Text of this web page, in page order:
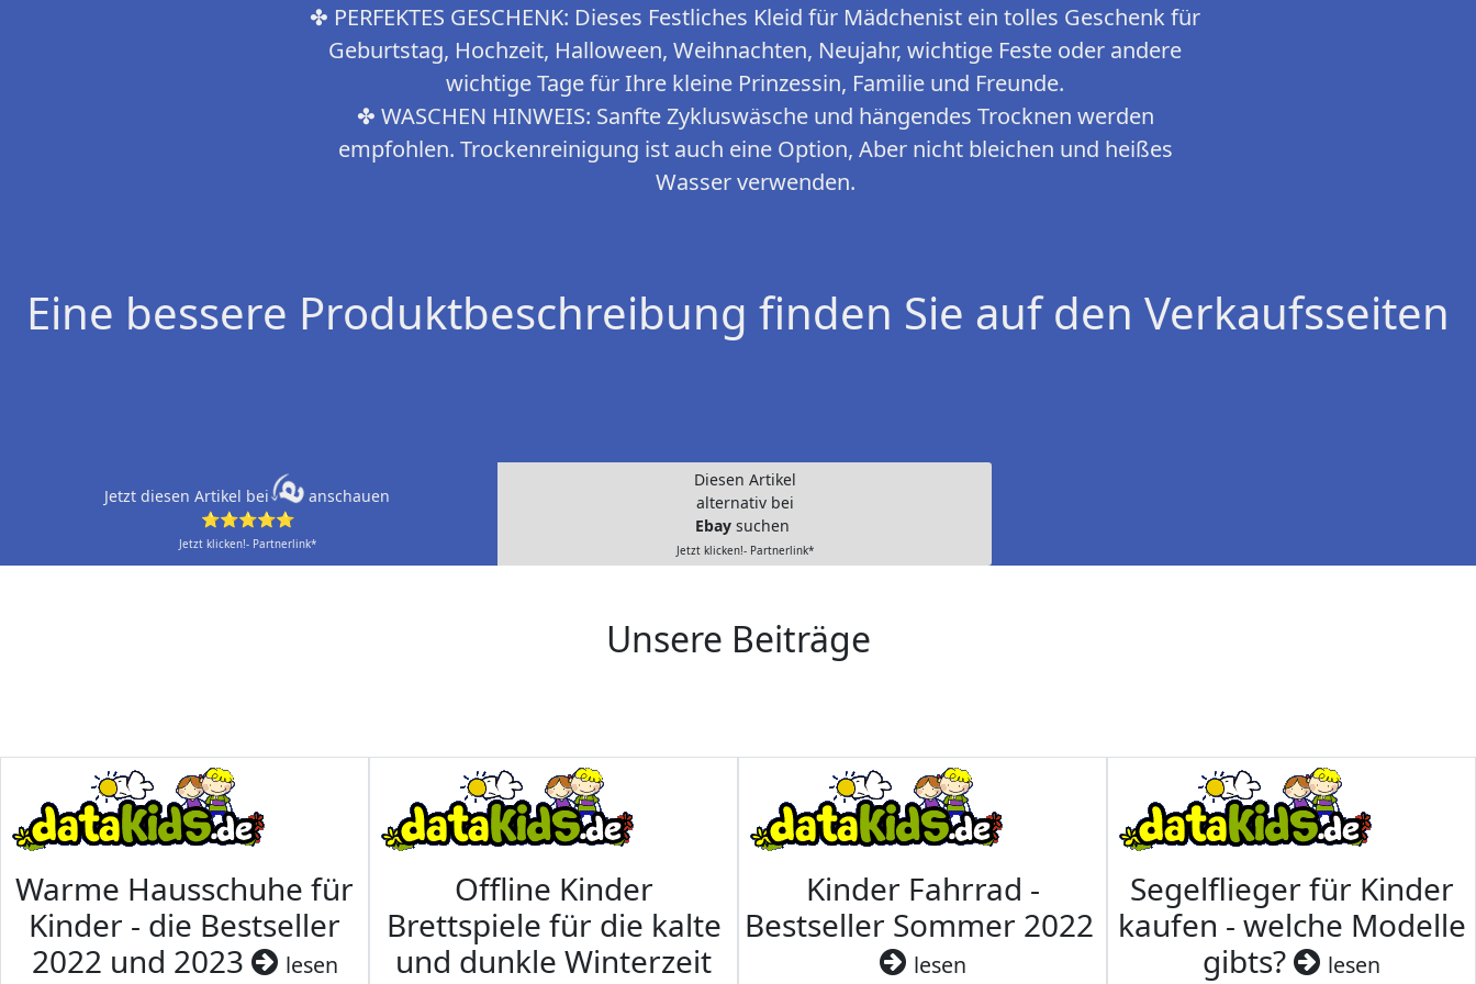
✤ PERFEKTES GESCHENK: Dieses Festliches Kleid für Mädchenist ein tolles Geschenk für
Geburtstag, Hochzeit, Halloween, Weihnachten, Neujahr, wichtige Feste oder andere
wichtige Tage für Ihre kleine Prinzessin, Familie und Freunde.
✤ WASCHEN HINWEIS: Sanfte Zykluswäsche und hängendes Trocknen werden
empfohlen. Trockenreinigung ist auch eine Option, Aber nicht bleichen und heißes
Wasser verwenden.
Eine bessere Produktbeschreibung finden Sie auf den Verkaufsseiten
Jetzt diesen Artikel bei
anschauen
⭐⭐⭐⭐⭐
Jetzt klicken!- Partnerlink*
Diesen Artikel
alternativ bei
Ebay suchen
Jetzt klicken!- Partnerlink*
Unsere Beiträge
Warme Hausschuhe für
Kinder - die Bestseller
2022 und 2023
lesen
Offline Kinder
Brettspiele für die kalte
und dunkle Winterzeit
Kinder Fahrrad -
Bestseller Sommer 2022
lesen
Segelflieger für Kinder
kaufen - welche Modelle
gibts?
lesen